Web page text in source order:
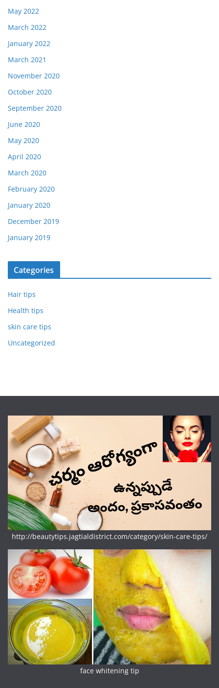
May 2022
March 2022
January 2022
March 2021
November 2020
October 2020
September 2020
June 2020
May 2020
April 2020
March 2020
February 2020
January 2020
December 2019
January 2019
Categories
Hair tips
Health tips
skin care tips
Uncategorized
http://beautytips.jagtialdistrict.com/category/skin-care-tips/
face whitening tip